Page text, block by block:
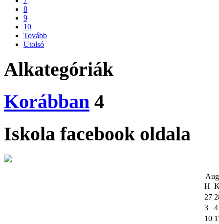
8
9
10
Tovább
Utolsó
Alkategóriák
Korábban 4
Iskola facebook oldala
H
27
3
4
10